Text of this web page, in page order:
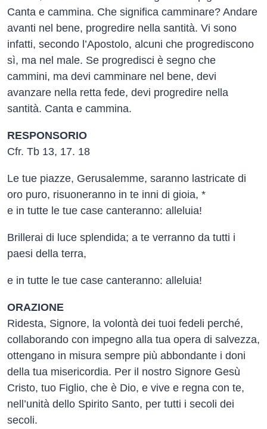
Canta e cammina. Che significa camminare? Andare
avanti nel bene, progredire nella santità. Vi sono
infatti, secondo l’Apostolo, alcuni che progrediscono
sì, ma nel male. Se progredisci è segno che
cammini, ma devi camminare nel bene, devi
avanzare nella retta fede, devi progredire nella
santità. Canta e cammina.
RESPONSORIO
Cfr. Tb 13, 17. 18
Le tue piazze, Gerusalemme, saranno lastricate di
oro puro, risuoneranno in te inni di gioia, *
e in tutte le tue case canteranno: alleluia!
Brillerai di luce splendida; a te verranno da tutti i
paesi della terra,
e in tutte le tue case canteranno: alleluia!
ORAZIONE
Ridesta, Signore, la volontà dei tuoi fedeli perché,
collaborando con impegno alla tua opera di salvezza,
ottengano in misura sempre più abbondante i doni
della tua misericordia. Per il nostro Signore Gesù
Cristo, tuo Figlio, che è Dio, e vive e regna con te,
nell’unità dello Spirito Santo, per tutti i secoli dei
secoli.